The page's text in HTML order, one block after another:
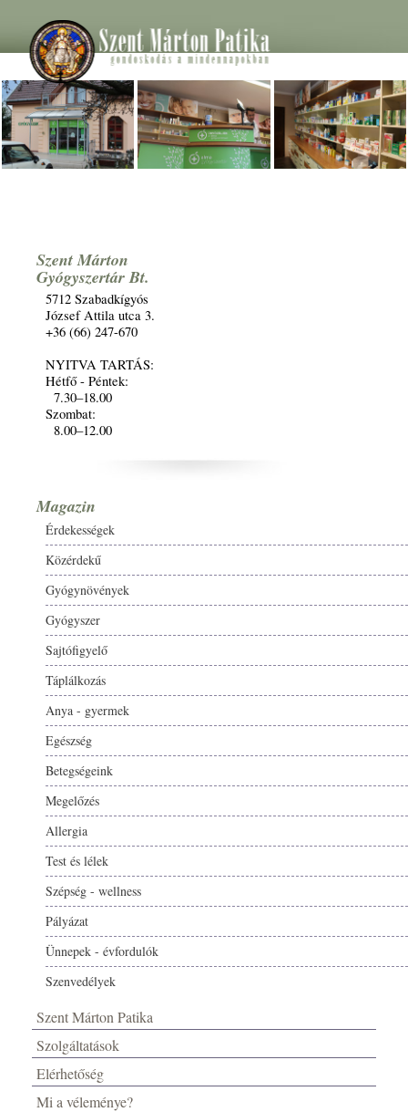
Szent Márton
Gyógyszertár Bt.
5712 Szabadkígyós
József Attila utca 3.
+36 (66) 247-670
NYITVA TARTÁS:
Hétfő - Péntek:
7.30–18.00
Szombat:
8.00–12.00
Magazin
Érdekességek
Közérdekű
Gyógynövények
Gyógyszer
Sajtófigyelő
Táplálkozás
Anya - gyermek
Egészség
Betegségeink
Megelőzés
Allergia
Test és lélek
Szépség - wellness
Pályázat
Ünnepek - évfordulók
Szenvedélyek
Szent Márton Patika
Szolgáltatások
Elérhetőség
Mi a véleménye?